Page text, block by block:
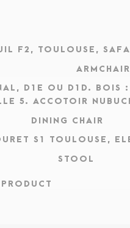
ARMCHAIR
DINING CHAIR
STOOL